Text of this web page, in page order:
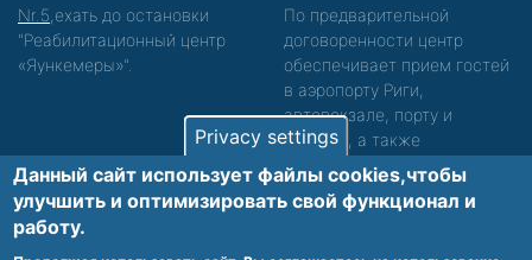
Nr.5 ,ехать до остановки
"Реабилитационный центр
«Яункемеры»".
По предварительной
договоренности центр
обеспечивает прием гостей
в аэропорту Риги,
автовокзале, порту и
вокзале, а также
сопровождение. Просьба
звонить, чтобы уточнить
детали.
Privacy settings
Данный сайт использует файлы cookies,чтобы
улучшить и оптимизировать cвой функционал и
работу.